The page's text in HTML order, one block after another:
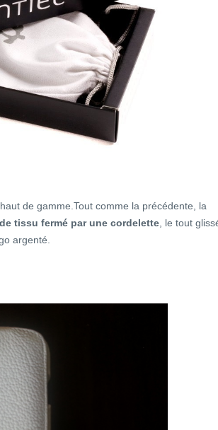
de gamme.Tout comme la précédente, la
tissu fermé par une cordelette , le tout
argenté.